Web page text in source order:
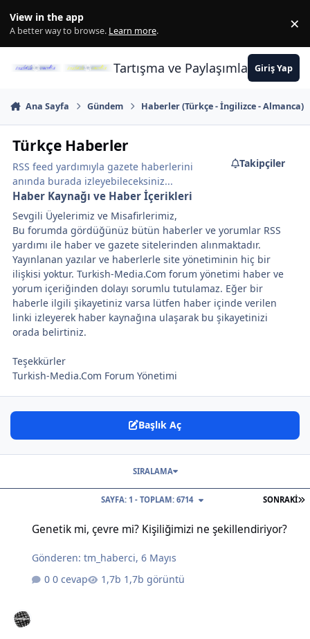
View in the app
A better way to browse. Learn more. ×
Tartışma ve PaylaşımlarınGiriş Yap
Ana Sayfa Gündem Haberler (Türkçe - İngilizce - Almanca)
Türkçe Haberler
RSS feed yardımıyla gazete haberlerini
anında burada izleyebileceksiniz...
Takipçiler
Haber Kaynağı ve Haber İçerikleri
Sevgili Üyelerimiz ve Misafirlerimiz,
Bu forumda gördüğünüz bütün haberler ve yorumlar RSS
yardımı ile haber ve gazete sitelerinden alınmaktadır.
Yayınlanan yazılar ve haberlerle site yönetiminin hiç bir
ilişkisi yoktur. Turkish-Media.Com forum yönetimi haber ve
yorum içeriğinden dolayı sorumlu tutulamaz. Eğer bir
haberle ilgili şikayetiniz varsa lütfen haber içinde verilen
linki izleyerek haber kaynağına ulaşarak bu şikayetinizi
orada belirtiniz.
Teşekkürler
Turkish-Media.Com Forum Yönetimi
Başlık Aç
SONRAKI
SAYFA: 1 - TOPLAM: 6714
SIRALAMA
Genetik mi, çevre mi? Kişiliğimizi ne şekillendiriyor?
Gönderen:tm_haberci,6 Mayıs
0 cevap
1,7b görüntü